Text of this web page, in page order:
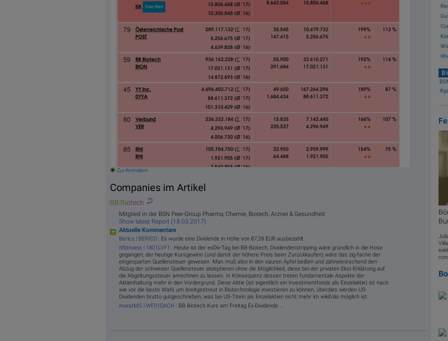
Zur Animation
Companies im Artikel
BB Biotech
Mitglied in der BSN Peer-Group Pharma, Chemie, Biotech, Arznei & Gesundheit
Show latest Report (18.03.2017)
Aktuelle Kommentare
Berico | BERICO : Es wurde eine Dividende in Höhe von 87,28 EUR ausbezahlt.
nfbInvest | 1801LVF1 : Heute ist der exDiv-Tag bei BB-Biotech, Dividendenstripping wäre gründlich in die Hose
gegangen, der heutige Kursgewinn (und damit der höhere Preis beim Zurückkaufen) wäre das zig-fache der
eingesparten Quellensteuer gewesen. Man muß also in den sauren Apfel beißen und zähneknirschend den
Abzug der schweizer Quellensteuer akzeptieren ohne die Möglichkeit, diese bei der privaten Ekst-Erklärung auf
die Abgeltungssteuer anrechnen zu lassen. In Konsequenz dessen treten fundamentale Aspekte der
Aktienhaltung mehr in den Vordergrund. Diese Aktie (ist eigentlich ein Investmentfonds als Einzelaktie) ist nach
wie vor die beste Wahl, um breitgestreut in Biotechnologie investieren zu können, überdies werden US-
Dividenden brutto gutgeschrieben, was bei US-Titeln als Einzelaktien nicht mehr im wikifolio möglich ist.
investMS | WF01DACH : BB Biotech Kurs am Freitag Ex-Dividende ...